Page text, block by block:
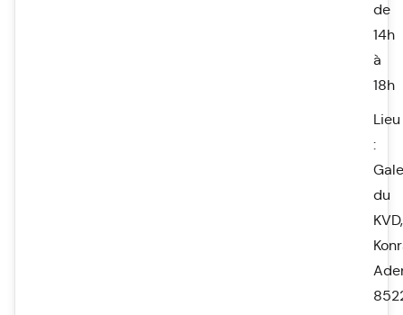
de
14h
à
18h
Lieu
:
du
KVD,